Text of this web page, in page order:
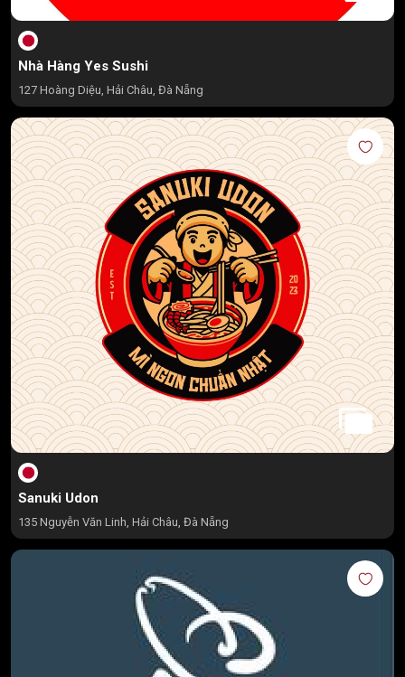
Nhà Hàng Yes Sushi
127 Hoàng Diệu, Hải Châu, Đà Nẵng
Sanuki Udon
135 Nguyễn Văn Linh, Hải Châu, Đà Nẵng